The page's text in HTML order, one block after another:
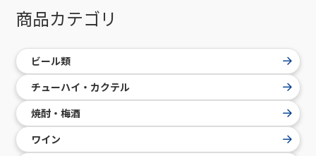
商品カテゴリ
ビール類
チューハイ・カクテル
焼酎・梅酒
ワイン